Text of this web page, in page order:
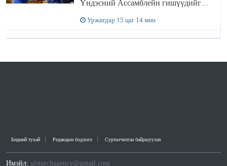
Үндэсний Ассамблейн гишүүдийг
Уржигдар 15 цаг 14 мин
Бидний тухай Редакцын бодлого Сурталчилгаа байршуулах
Имэйл: ulsturchagency@gmail.com